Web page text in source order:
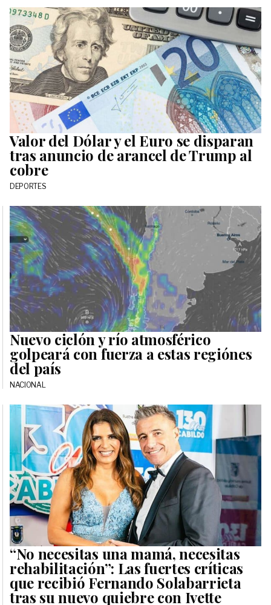
Valor del Dólar y el Euro se disparan
tras anuncio de arancel de Trump al
cobre
DEPORTES
Nuevo ciclón y río atmosférico
golpeará con fuerza a estas regiónes
del país
NACIONAL
“No necesitas una mamá, necesitas
rehabilitación”: Las fuertes críticas
que recibió Fernando Solabarrieta
tras su nuevo quiebre con Ivette